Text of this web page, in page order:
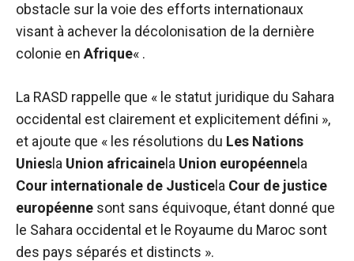
obstacle sur la voie des efforts internationaux
visant à achever la décolonisation de la dernière
colonie en Afrique« .
La RASD rappelle que « le statut juridique du Sahara
occidental est clairement et explicitement défini »,
et ajoute que « les résolutions du Les Nations
Unies la Union africaine la Union européenne la
Cour internationale de Justice la Cour de justice
européenne sont sans équivoque, étant donné que
le Sahara occidental et le Royaume du Maroc sont
des pays séparés et distincts ».